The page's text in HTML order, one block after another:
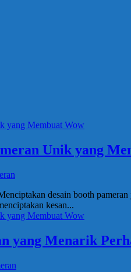
Unik yang
desain booth
kesan...
yang Menarik